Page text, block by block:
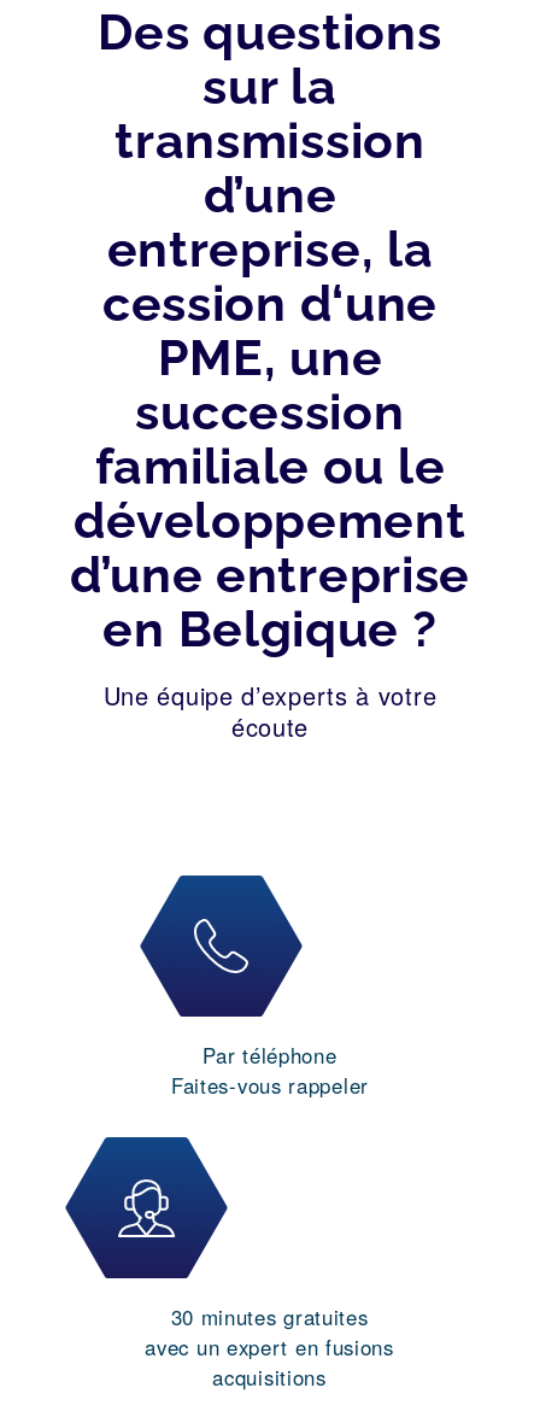
Des questions
sur la
transmission
d’une
entreprise, la
cession d‘une
PME, une
succession
familiale ou le
développement
d’une entreprise
en Belgique ?
Une équipe d’experts à votre
écoute
Par téléphone
Faites-vous rappeler
30 minutes gratuites
avec un expert en fusions
acquisitions